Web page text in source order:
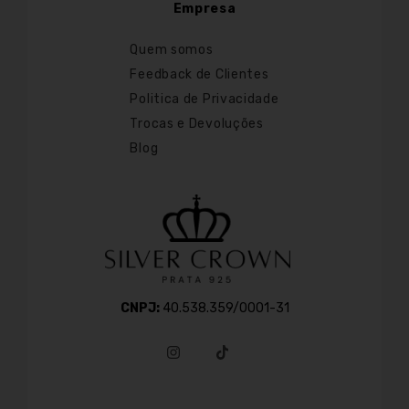
Empresa
Quem somos
Feedback de Clientes
Politica de Privacidade
Trocas e Devoluções
Blog
CNPJ: 40.538.359/0001-31